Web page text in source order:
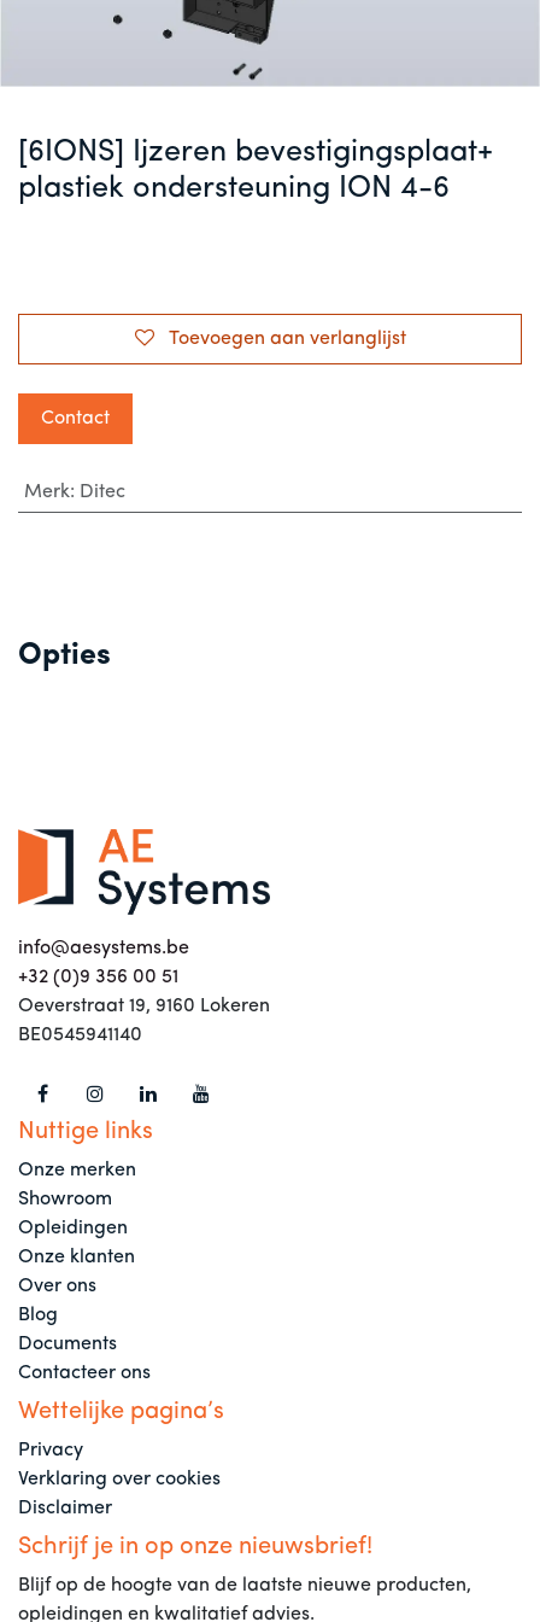
[6IONS] Ijzeren bevestigingsplaat+
plastiek ondersteuning ION 4-6
Toevoegen aan verlanglijst
Contact
Merk: Ditec
Opties
info@aesystems.be
+32 (0)9 356 00 51
Oeverstraat 19, 9160 Lokeren
BE0545941140
Nuttige links
Onze merken
Showroom
Opleidingen
Onze klanten
Over ons
Blog
Documents
Contacteer ons
Wettelijke pagina’s
Privacy
Verklaring over cookies
Disclaimer
Schrijf je in op onze nieuwsbrief!
Blijf op de hoogte van de laatste nieuwe producten,
opleidingen en kwalitatief advies.